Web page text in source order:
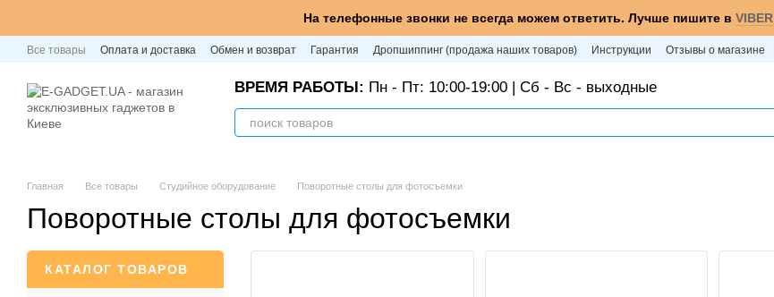
На телефонные звонки не всегда можем ответить. Лучше пишите в VIBER
Все товары Оплата и доставка Обмен и возврат Гарантия Дропшиппинг (продажа наших товаров) Инструкции Отзывы о магазине
ВРЕМЯ РАБОТЫ: Пн - Пт: 10:00-19:00 | Сб - Вс - выходные
Главная Все товары Студийное оборудование Поворотные столы для фотосъемки
Поворотные столы для фотосъемки
КАТАЛОГ ТОВАРОВ